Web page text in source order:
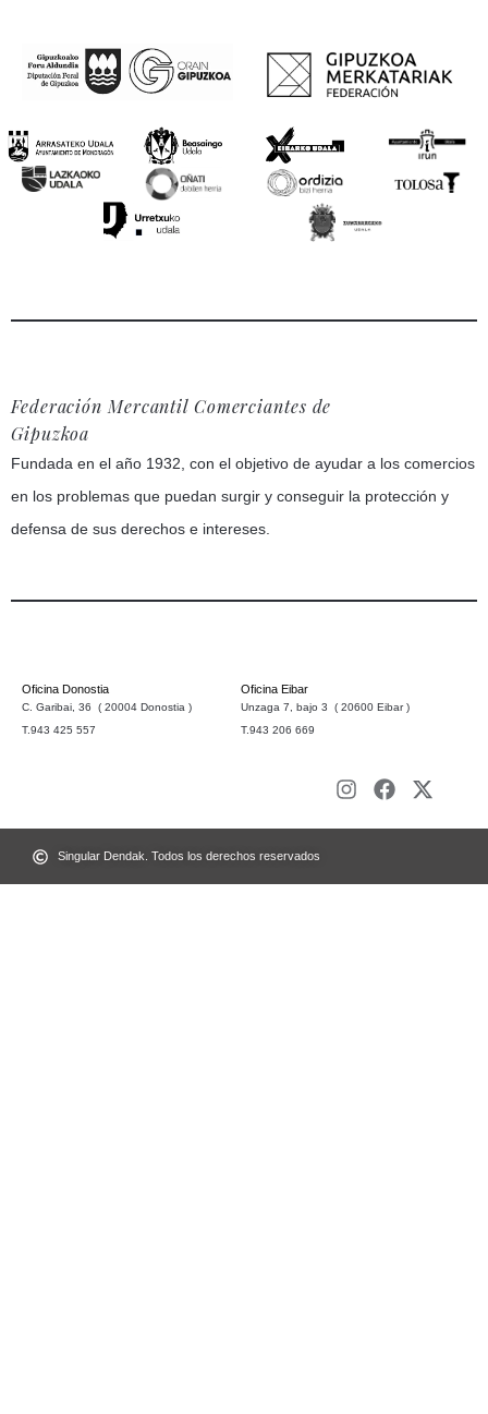
Federación Mercantil Comerciantes de
Gipuzkoa
Fundada en el año 1932, con el objetivo de ayudar a los comercios
en los problemas que puedan surgir y conseguir la protección y
defensa de sus derechos e intereses.
Oficina Donostia
C. Garibai, 36 ( 20004 Donostia )
T.943 425 557
Oficina Eibar
Unzaga 7, bajo 3 ( 20600 Eibar )
T.943 206 669
Singular Dendak. Todos los derechos reservados